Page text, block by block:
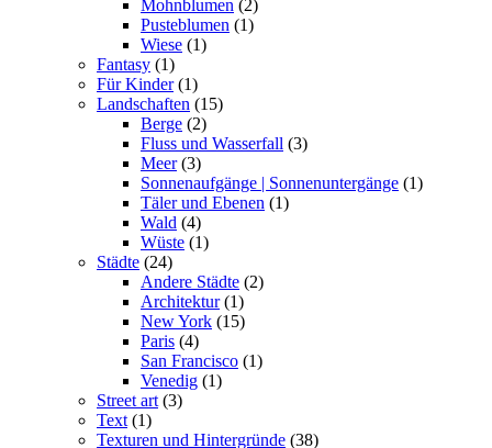
Mohnblumen (2)
Pusteblumen (1)
Wiese (1)
Fantasy (1)
Für Kinder (1)
Landschaften (15)
Berge (2)
Fluss und Wasserfall (3)
Meer (3)
Sonnenaufgänge | Sonnenuntergänge (1)
Täler und Ebenen (1)
Wald (4)
Wüste (1)
Städte (24)
Andere Städte (2)
Architektur (1)
New York (15)
Paris (4)
San Francisco (1)
Venedig (1)
Street art (3)
Text (1)
Texturen und Hintergründe (38)